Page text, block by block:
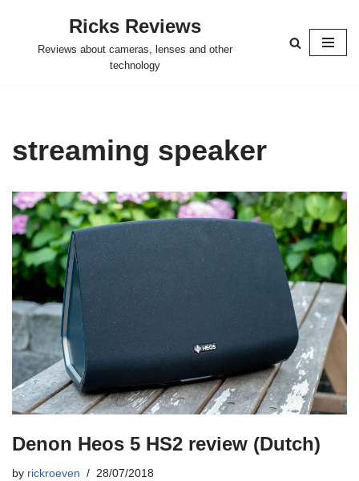
Ricks Reviews
Reviews about cameras, lenses and other
technology
streaming speaker
Denon Heos 5 HS2 review (Dutch)
by rickroeven 28/07/2018